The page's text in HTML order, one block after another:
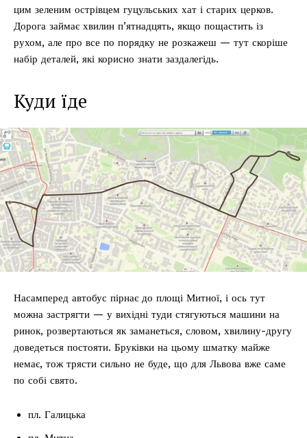
цим зеленим острівцем гуцульських хат і старих церков.
Дорога займає хвилин п’ятнадцять, якщо пощастить із
рухом, але про все по порядку не розкажеш — тут скоріше
набір деталей, які корисно знати заздалегідь.
Куди їде
Насамперед автобус пірнає до площі Митної, і ось тут
можна застрягти — у вихідні туди стягуються машини на
ринок, розвертаються як заманеться, словом, хвилину-другу
доведеться постояти. Бруківки на цьому шматку майже
немає, тож трясти сильно не буде, що для Львова вже саме
по собі свято.
пл. Галицька